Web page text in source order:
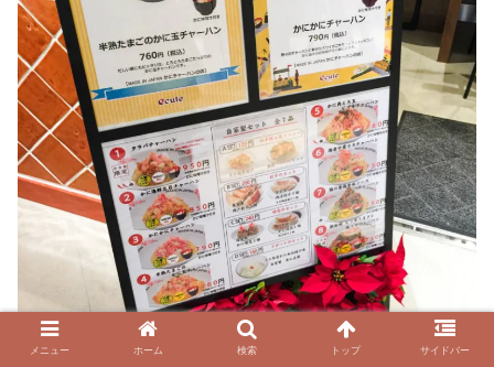
メニュー ホーム 検索 トップ サイドバー